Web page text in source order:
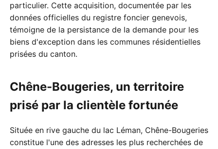
particulier. Cette acquisition, documentée par les
données officielles du registre foncier genevois,
témoigne de la persistance de la demande pour les
biens d'exception dans les communes résidentielles
prisées du canton.
Chêne-Bougeries, un territoire
prisé par la clientèle fortunée
Située en rive gauche du lac Léman, Chêne-Bougeries
constitue l'une des adresses les plus recherchées de